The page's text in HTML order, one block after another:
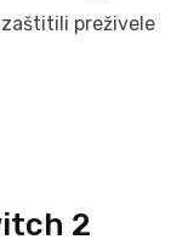
preživele
2